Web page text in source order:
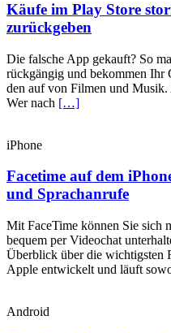
Käufe im Play Store
zurückgeben
Die falsche App gekauft? So
rückgängig und bekommen Ihr
den auf von Filmen und
Wer nach […]
iPhone
Facetime auf dem
und Sprachanrufe
Mit FaceTime können Sie sich
bequem per Videochat
Überblick über die wichtigsten
Apple entwickelt und läuft
Android